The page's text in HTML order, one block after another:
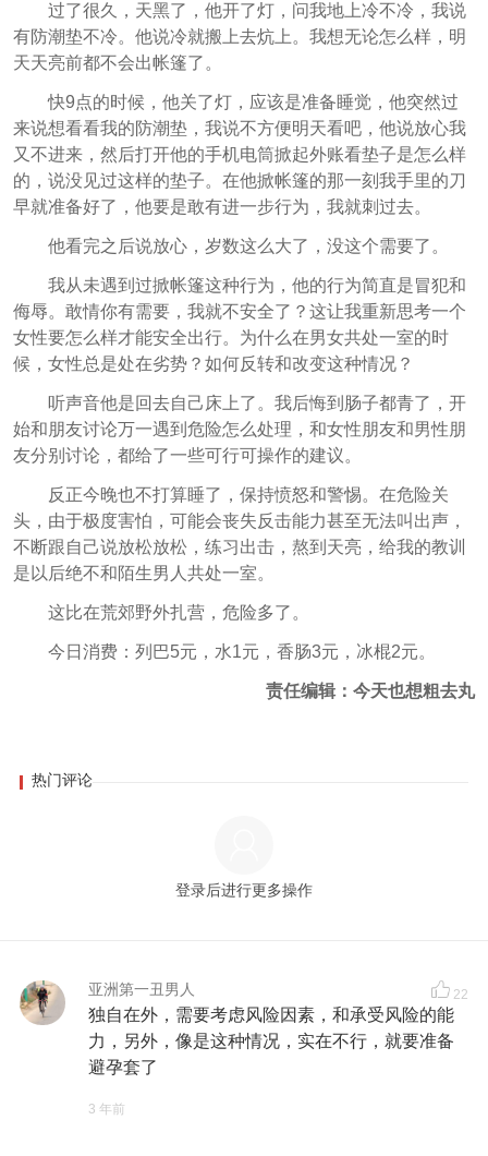
过了很久，天黑了，他开了灯，问我地上冷不冷，我说
有防潮垫不冷。他说冷就搬上去炕上。我想无论怎么样，明
天天亮前都不会出帐篷了。
快9点的时候，他关了灯，应该是准备睡觉，他突然过
来说想看看我的防潮垫，我说不方便明天看吧，他说放心我
又不进来，然后打开他的手机电筒掀起外账看垫子是怎么样
的，说没见过这样的垫子。在他掀帐篷的那一刻我手里的刀
早就准备好了，他要是敢有进一步行为，我就刺过去。
他看完之后说放心，岁数这么大了，没这个需要了。
我从未遇到过掀帐篷这种行为，他的行为简直是冒犯和
侮辱。敢情你有需要，我就不安全了？这让我重新思考一个
女性要怎么样才能安全出行。为什么在男女共处一室的时
候，女性总是处在劣势？如何反转和改变这种情况？
听声音他是回去自己床上了。我后悔到肠子都青了，开
始和朋友讨论万一遇到危险怎么处理，和女性朋友和男性朋
友分别讨论，都给了一些可行可操作的建议。
反正今晚也不打算睡了，保持愤怒和警惕。在危险关
头，由于极度害怕，可能会丧失反击能力甚至无法叫出声，
不断跟自己说放松放松，练习出击，熬到天亮，给我的教训
是以后绝不和陌生男人共处一室。
这比在荒郊野外扎营，危险多了。
今日消费：列巴5元，水1元，香肠3元，冰棍2元。
责任编辑：今天也想粗去丸
热门评论
登录后进行更多操作
亚洲第一丑男人 22
独自在外，需要考虑风险因素，和承受风险的能
力，另外，像是这种情况，实在不行，就要准备
避孕套了
3 年前